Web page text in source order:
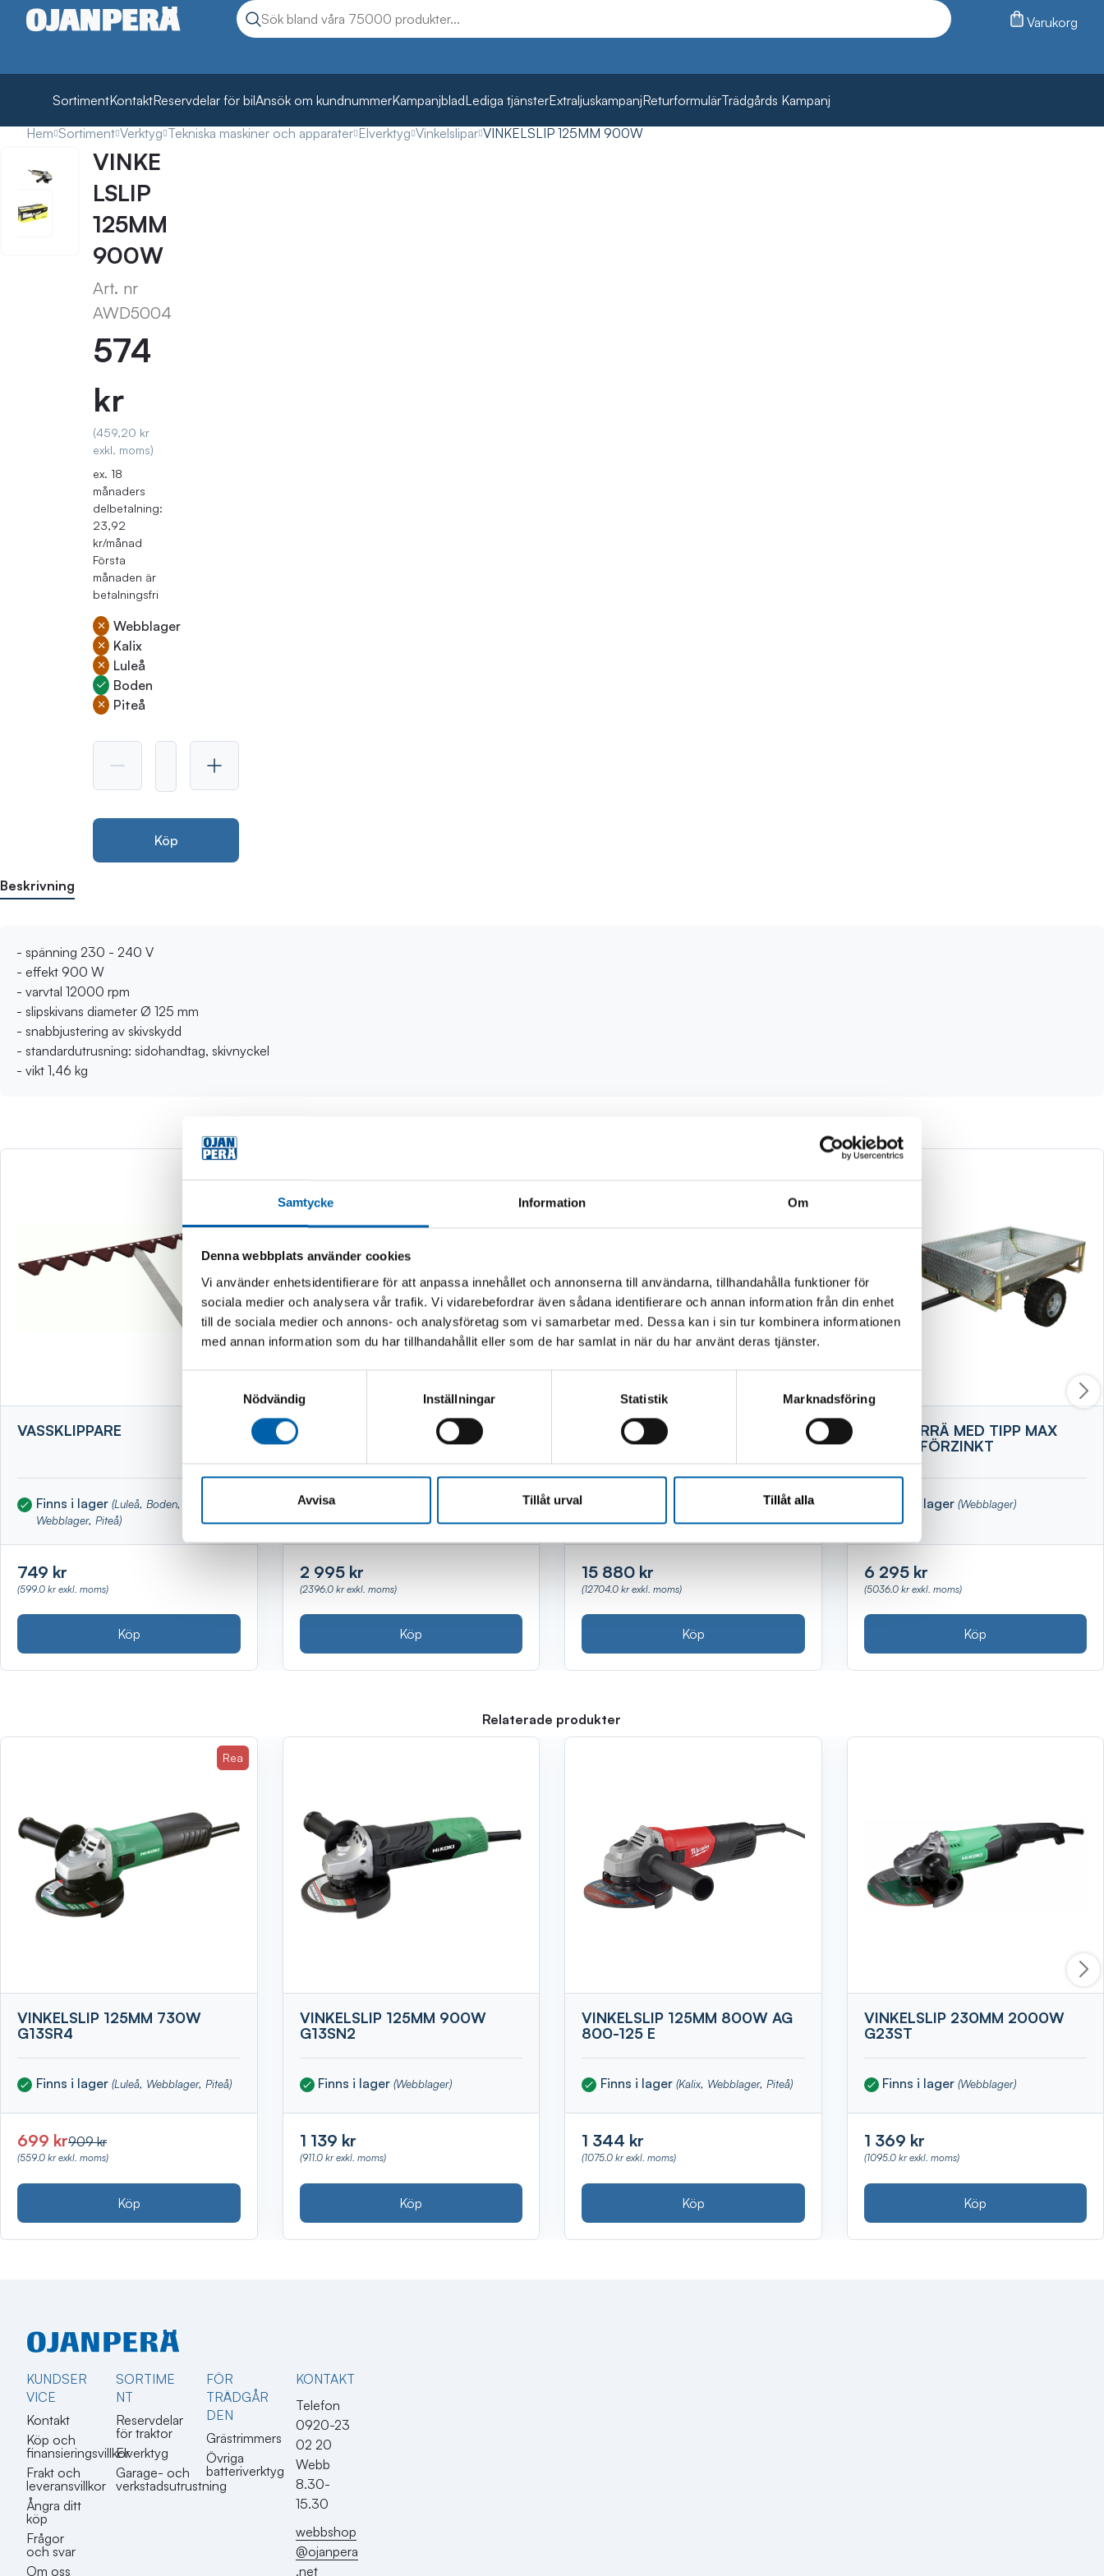
Samtycke Information Om
Denna webbplats använder cookies
Vi använder enhetsidentifierare för att anpassa innehållet och annonserna till användarna, tillhandahålla funktioner för
sociala medier och analysera vår trafik. Vi vidarebefordrar även sådana identifierare och annan information från din enhet
till de sociala medier och annons- och analysföretag som vi samarbetar med. Dessa kan i sin tur kombinera informationen
med annan information som du har tillhandahållit eller som de har samlat in när du har använt deras tjänster.
Nödvändig
Inställningar Statistik Marknadsföring
Avvisa Tillåt urval Tillåt alla
Sök produkter
Sök Varukorg
SortimentKontaktReservdelar för bilAnsök om kundnummerKampanjbladLediga tjänsterExtraljuskampanjReturformulärTrädgårds Kampanj
Hem Sortiment Verktyg Tekniska maskiner och apparater Elverktyg Vinkelslipar VINKELSLIP 125MM 900W
VINKE
LSLIP
125MM
900W
Art. nr
AWD5004
574
kr
(459,20 kr
exkl. moms)
ex. 18
månaders
delbetalning:
23,92
kr/månad
Första
månaden är
betalningsfri
Webblager
Kalix
Luleå
Boden
Piteå
Köp
Beskrivning
- spänning 230 - 240 V
- effekt 900 W
- varvtal 12000 rpm
- slipskivans diameter Ø 125 mm
- snabbjustering av skivskydd
- standardutrusning: sidohandtag, skivnyckel
- vikt 1,46 kg
VASSKLIPPARE
Finns i lager (Luleå, Boden, Kalix,
Webblager, Piteå)
749 kr
(599.0 kr exkl. moms)
Köp
VEDKLYV 7TON 52CM MED
Finns i lager
Piteå)
2 995 kr
(2396.0 kr exkl. moms)
Köp
TÅNGSTÄLL COBRA 7X3ST
15 880 kr
(12704.0 kr exkl. moms)
Köp
SLÄPKÄRRÄ MED TIPP MAX
400KG FÖRZINKT
Finns i lager(Webblager)
6 295 kr
(5036.0 kr exkl. moms)
Köp
Relaterade produkter
Rea
VINKELSLIP 125MM 730W
G13SR4
Finns i lager (Luleå, Webblager, Piteå)
699 kr909 kr
(559.0 kr exkl. moms)
Köp
VINKELSLIP 125MM 900W
G13SN2
Finns i lager(Webblager)
1 139 kr
(911.0 kr exkl. moms)
Köp
VINKELSLIP 125MM 800W AG
800-125 E
Finns i lager (Kalix, Webblager, Piteå)
1 344 kr
(1075.0 kr exkl. moms)
Köp
VINKELSLIP 230MM 2000W
G23ST
Finns i lager(Webblager)
1 369 kr
(1095.0 kr exkl. moms)
Köp
KUNDSER
VICE
Kontakt
Köp och
finansieringsvillkor
Frakt och
leveransvillkor
Ångra ditt
köp
Frågor
och svar
Om oss
SORTIME
NT
Reservdelar
för traktor
Elverktyg
Garage- och
verkstadsutrustning
FÖR
TRÄDGÅR
DEN
Grästrimmers
Övriga
batteriverktyg
KONTAKT​
Telefon
0920-23
02 20
Webb
8.30-
15.30
webbshop
@ojanpera
.net